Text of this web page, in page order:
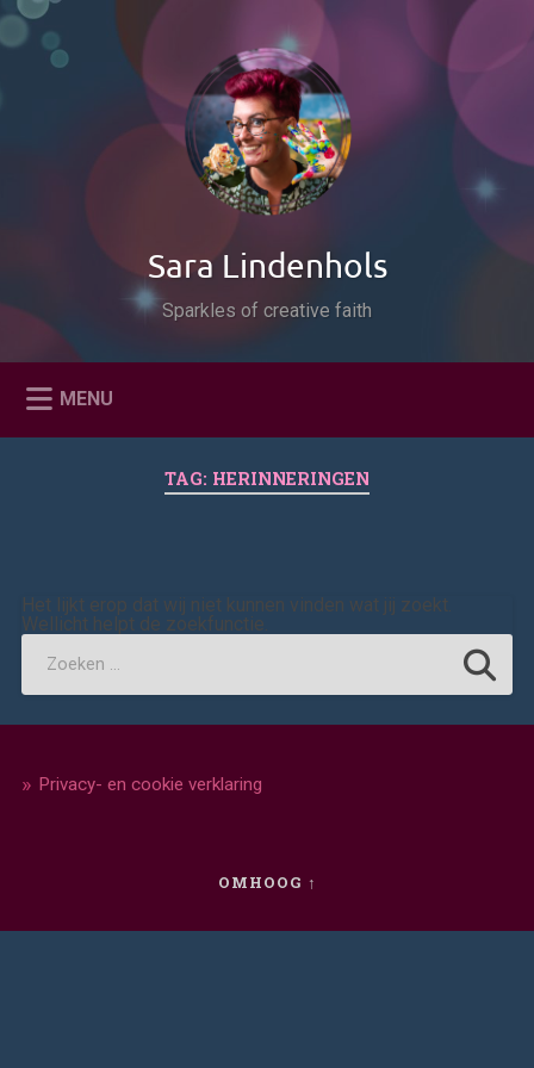
Naar
inhoud
Zoeken
Sara Lindenhols
Sparkles of creative faith
MENU
TAG: HERINNERINGEN
Het lijkt erop dat wij niet kunnen vinden wat jij zoekt.
Wellicht helpt de zoekfunctie.
Privacy- en cookie verklaring
OMHOOG ↑